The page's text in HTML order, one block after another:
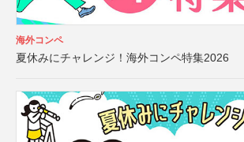
海外コンペ
夏休みにチャレンジ！海外コンペ特集2026